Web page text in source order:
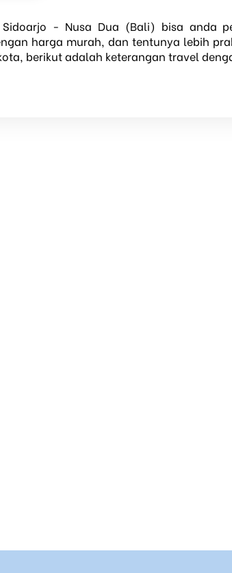
- Nusa Dua (Bali) bisa anda
harga murah, dan tentunya lebih
berikut adalah keterangan travel